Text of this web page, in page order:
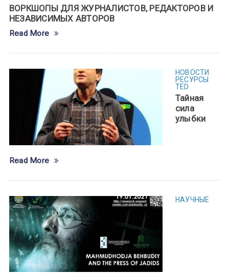
ВОРКШОПЫ ДЛЯ ЖУРНАЛИСТОВ, РЕДАКТОРОВ И
НЕЗАВИСИМЫХ АВТОРОВ
Read More
НОВОСТИ
РЕСУРСЫ
TED
Тайная
сила
улыбки
Read More
НАУЧНЫЕ